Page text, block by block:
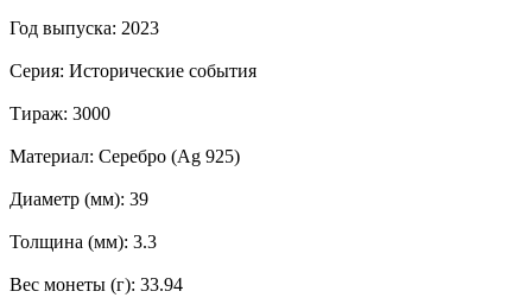
Год выпуска: 2023
Серия: Исторические события
Тираж: 3000
Материал: Серебро (Ag 925)
Диаметр (мм): 39
Толщина (мм): 3.3
Вес монеты (г): 33.94